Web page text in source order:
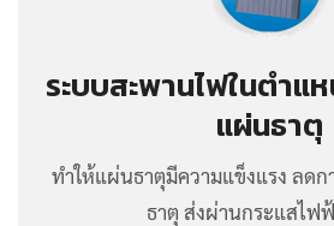
ระบบสะพานไฟในตำแ
แผ่นธาตุ
ทำให้แผ่นธาตุมีความแข็งแรง ลด
ธาตุ ส่งผ่านกระแสไฟฟ้